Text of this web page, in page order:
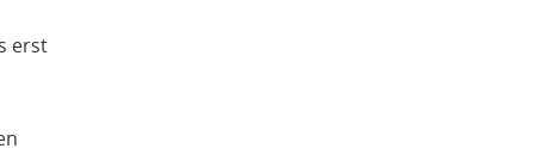
erst